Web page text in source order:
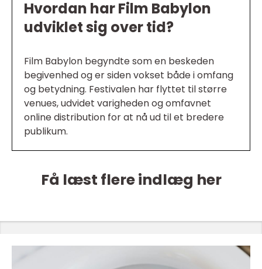
Hvordan har Film Babylon
udviklet sig over tid?
Film Babylon begyndte som en beskeden
begivenhed og er siden vokset både i omfang
og betydning. Festivalen har flyttet til større
venues, udvidet varigheden og omfavnet
online distribution for at nå ud til et bredere
publikum.
Få læst flere indlæg her